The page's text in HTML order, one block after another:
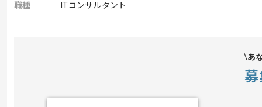
職種
ITコンサルタント
あ